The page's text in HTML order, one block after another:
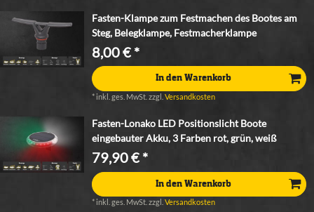
Fasten-Klampe zum Festmachen des Bootes am
Steg, Belegklampe, Festmacherklampe
8,00 € *
In den Warenkorb
* inkl. ges. MwSt. zzgl.Versandkosten
Fasten-Lonako LED Positionslicht Boote
eingebauter Akku, 3 Farben rot, grün, weiß
79,90 € *
In den Warenkorb
* inkl. ges. MwSt. zzgl.Versandkosten